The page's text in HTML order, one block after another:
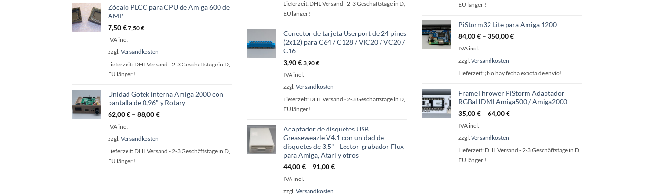
Zócalo PLCC para CPU de Amiga 600 de
AMP
7,50€ 7,50€
IVA incl.
zzgl. Versandkosten
Lieferzeit: DHL Versand - 2-3 Geschäftstage in D,
EU länger !
Unidad Gotek interna Amiga 2000 con
pantalla de 0,96" y Rotary
62,00€ – 88,00€
IVA incl.
zzgl. Versandkosten
Lieferzeit: DHL Versand - 2-3 Geschäftstage in D,
EU länger !
Lieferzeit: DHL Versand - 2-3 Geschäftstage in D,
EU länger !
Conector de tarjeta Userport de 24 pines
(2x12) para C64 / C128 / VIC20 / VC20 /
C16
3,90€ 3,90€
IVA incl.
zzgl. Versandkosten
Lieferzeit: DHL Versand - 2-3 Geschäftstage in D,
EU länger !
Adaptador de disquetes USB
Greaseweazle V4.1 con unidad de
disquetes de 3,5" - Lector-grabador Flux
para Amiga, Atari y otros
44,00€ – 91,00€
IVA incl.
zzgl. Versandkosten
EU länger !
PiStorm32 Lite para Amiga 1200
84,00€ – 350,00€
IVA incl.
zzgl. Versandkosten
Lieferzeit: ¡No hay fecha exacta de envío!
FrameThrower PiStorm Adaptador
RGBaHDMI Amiga500 / Amiga2000
35,00€ – 64,00€
IVA incl.
zzgl. Versandkosten
Lieferzeit: DHL Versand - 2-3 Geschäftstage in D,
EU länger !